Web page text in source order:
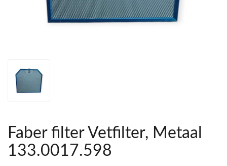
Faber filter Vetfilter, Metaal
133.0017.598